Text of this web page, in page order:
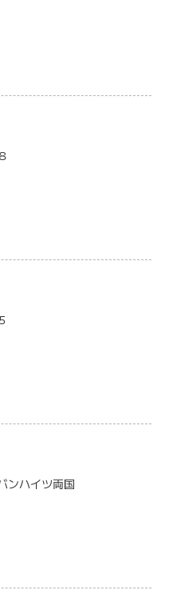
ンハイツ両国